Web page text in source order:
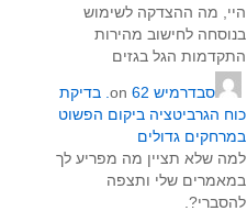
היי, מה ההצדקה לשימוש
בנוסחה לחישוב מהירות
התקדמות הגל בגזים
סבדרמישon
62. בדיקת
כוח הגרביטציה ביקום הפשוט
במרחקים גדולים
למה שלא תציין מה מפריע לך
במאמרים שלי ותצפה
להסברי?.